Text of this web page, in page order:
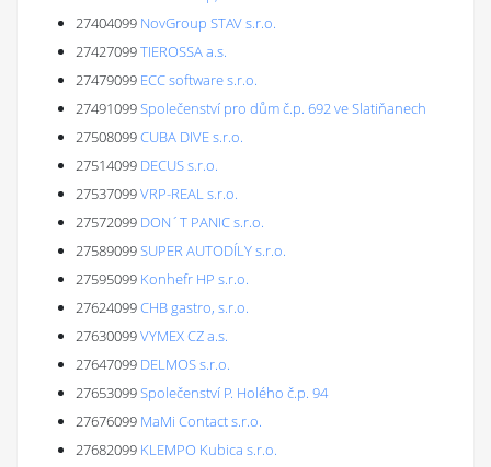
27404099 NovGroup STAV s.r.o.
27427099TIEROSSA a.s.
27479099 ECC software s.r.o.
27491099Společenství pro dům č.p. 692 ve Slatiňanech
27508099CUBA DIVE s.r.o.
27514099 DECUS s.r.o.
27537099VRP-REAL s.r.o.
27572099 DON´T PANIC s.r.o.
27589099SUPER AUTODÍLY s.r.o.
27595099 Konhefr HP s.r.o.
27624099CHB gastro, s.r.o.
27630099VYMEX CZ a.s.
27647099 DELMOS s.r.o.
27653099Společenství P. Holého č.p. 94
27676099 MaMi Contact s.r.o.
27682099 KLEMPO Kubica s.r.o.